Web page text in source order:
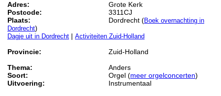
Adres:
Grote Kerk
Postcode:
3311CJ
Plaats:
Dordrecht (Boek overnachting in
Dordrecht)
Dagje uit in Dordrecht | Activiteiten Zuid-Holland
Provincie:
Zuid-Holland
Thema:
Anders
Soort:
Orgel (meer orgelconcerten)
Uitvoering:
Instrumentaal